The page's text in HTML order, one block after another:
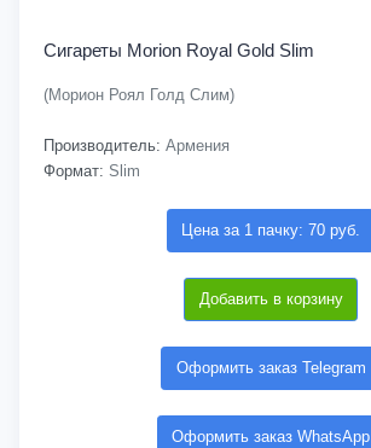
Сигареты Morion Royal Gold Slim
(Морион Роял Голд Слим)
Производитель: Армения
Формат: Slim
Цена за 1 пачку: 70 руб.
Добавить в корзину
Оформить заказ Telegram
Оформить заказ WhatsApp